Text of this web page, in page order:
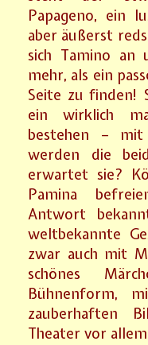
Papageno, ein
aber äußerst
sich Tamino an
mehr, als ein
Seite zu finden!
ein wirklich
bestehen –
werden die
erwartet sie?
Pamina
Antwort
weltbekannte
zwar auch mit
schönes
Bühnenform,
zauberhaften
Theater vor